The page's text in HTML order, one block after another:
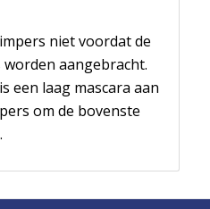
niet voordat de
aangebracht.
een laag mascara aan
om de bovenste